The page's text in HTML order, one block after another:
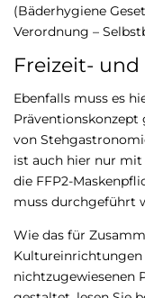
(Bäderhygiene
Verordnung –
Freizeit-
Ebenfalls muss es
Präventionskonzept
von
ist auch hier nur
die FFP2-
muss durchgeführt
Wie das für
Kultureinrichtungen
nichtzugewiesenen